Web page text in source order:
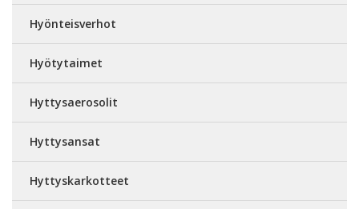
Hyönteisverhot
Hyötytaimet
Hyttysaerosolit
Hyttysansat
Hyttyskarkotteet